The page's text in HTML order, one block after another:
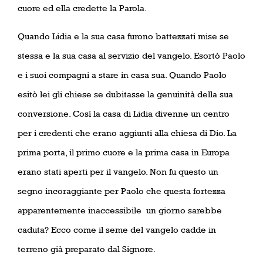
cuore ed ella credette la Parola.
Quando Lidia e la sua casa furono battezzati mise se
stessa e la sua casa al servizio del vangelo. Esortò Paolo
e i suoi compagni a stare in casa sua. Quando Paolo
esitò lei gli chiese se dubitasse la genuinità della sua
conversione. Così la casa di Lidia divenne un centro
per i credenti che erano aggiunti alla chiesa di Dio. La
prima porta, il primo cuore e la prima casa in Europa
erano stati aperti per il vangelo. Non fu questo un
segno incoraggiante per Paolo che questa fortezza
apparentemente inaccessibile un giorno sarebbe
caduta? Ecco come il seme del vangelo cadde in
terreno già preparato dal Signore.